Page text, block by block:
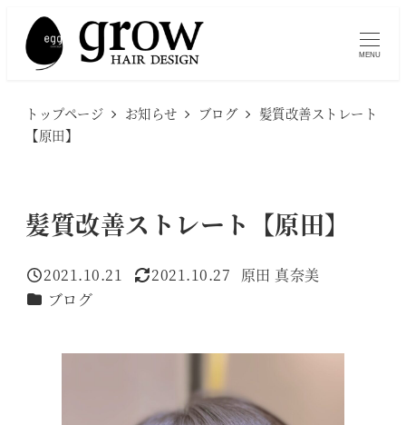
MENU
トップページ お知らせ ブログ
髪質改善ストレート
【原田】
髪質改善ストレート【原田】
投稿日
2021.10.21
更新日
2021.10.27
著
原田 真奈美
カテゴリー
ブログ